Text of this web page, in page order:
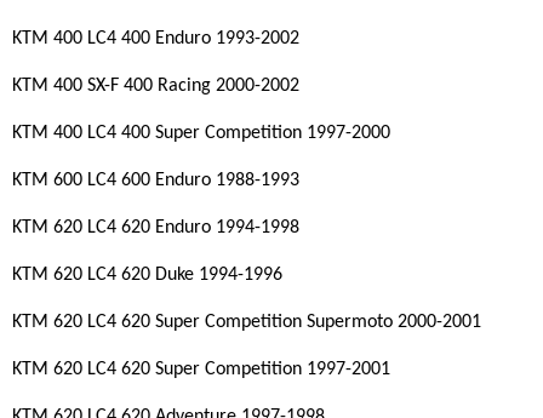
KTM 400 LC4 400 Enduro 1993-2002
KTM 400 SX-F 400 Racing 2000-2002
KTM 400 LC4 400 Super Competition 1997-2000
KTM 600 LC4 600 Enduro 1988-1993
KTM 620 LC4 620 Enduro 1994-1998
KTM 620 LC4 620 Duke 1994-1996
KTM 620 LC4 620 Super Competition Supermoto 2000-2001
KTM 620 LC4 620 Super Competition 1997-2001